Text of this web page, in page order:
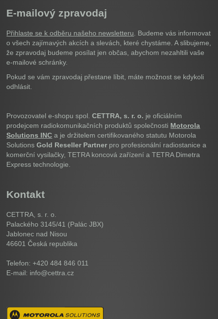
E-mailový zpravodaj
Přihlaste se k odběru našeho newsletteru . Budeme vás informovat
o všech zajímavých akcích a slevách, které chystáme. A slibujeme,
že zpravodaj budeme posílat jen občas, abychom nezahltili vaše
e-mailové schránky.
Pokud se vám zpravodaj přestane líbit, máte možnost se kdykoli
odhlásit.
Provozovatel e-shopu spol.CETTRA, s. r. o. je oficiálním
prodejcem radiokomunikačních produktů společnosti Motorola
Solutions INC a je držitelem certifikovaného statutu Motorola
SolutionsGold Reseller Partner pro profesionální radiostanice a
komerční vysilačky, TETRA koncová zařízení a TETRA Dimetra
Express technologie.
Kontakt
CETTRA, s. r. o.
Palackého 3145/41 (Palác JBX)
Jablonec nad Nisou
46601Česká republika
Telefon: +420 484 846 011
E-mail: info@cettra.cz